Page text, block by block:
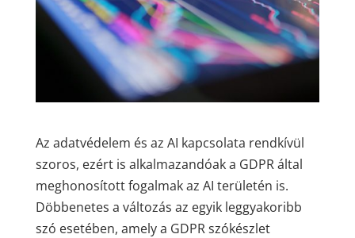
Az adatvédelem és az AI kapcsolata rendkívül
szoros, ezért is alkalmazandóak a GDPR által
meghonosított fogalmak az AI területén is.
Döbbenetes a változás az egyik leggyakoribb
szó esetében, amely a GDPR szókészlet